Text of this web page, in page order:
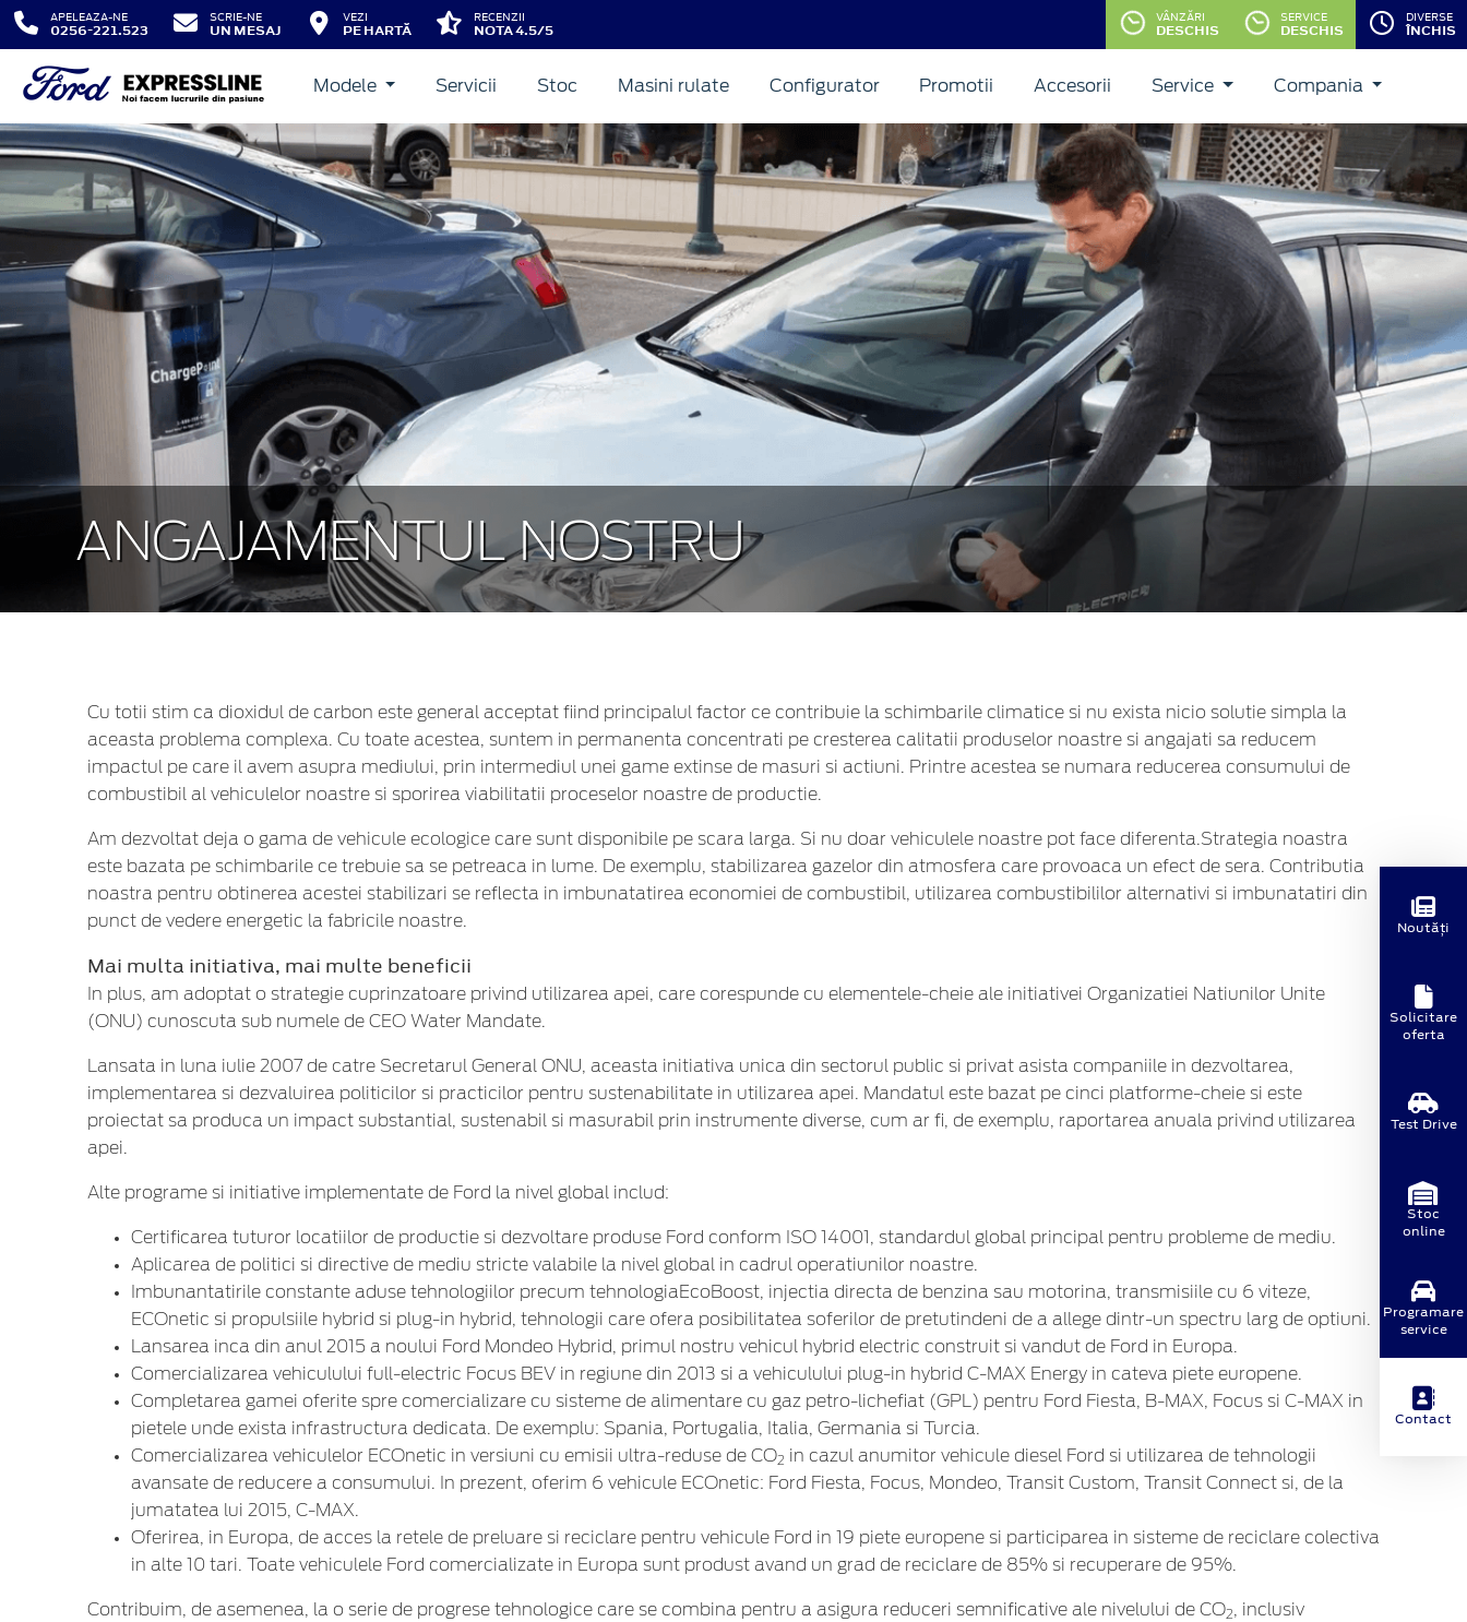
APELEAZA-NE
0256-221.523
SCRIE-NE
UN MESAJ
VEZI
PE HARTĂ
RECENZII
NOTA 4.5/5
VÂNZĂRI
DESCHIS
SERVICE
DESCHIS
DIVERSE
ÎNCHIS
Modele Servicii Stoc Masini rulate Configurator Promotii Accesorii Service Compania
ANGAJAMENTUL NOSTRU
Cu totii stim ca dioxidul de carbon este general acceptat fiind principalul factor ce contribuie la schimbarile climatice si nu exista nicio solutie simpla la
aceasta problema complexa. Cu toate acestea, suntem in permanenta concentrati pe cresterea calitatii produselor noastre si angajati sa reducem
impactul pe care il avem asupra mediului, prin intermediul unei game extinse de masuri si actiuni. Printre acestea se numara reducerea consumului de
combustibil al vehiculelor noastre si sporirea viabilitatii proceselor noastre de productie.
Am dezvoltat deja o gama de vehicule ecologice care sunt disponibile pe scara larga. Si nu doar vehiculele noastre pot face diferenta.Strategia noastra
este bazata pe schimbarile ce trebuie sa se petreaca in lume. De exemplu, stabilizarea gazelor din atmosfera care provoaca un efect de sera. Contributia
noastra pentru obtinerea acestei stabilizari se reflecta in imbunatatirea economiei de combustibil, utilizarea combustibililor alternativi si imbunatatiri din
punct de vedere energetic la fabricile noastre.
Mai multa initiativa, mai multe beneficii
In plus, am adoptat o strategie cuprinzatoare privind utilizarea apei, care corespunde cu elementele-cheie ale initiativei Organizatiei Natiunilor Unite
(ONU) cunoscuta sub numele de CEO Water Mandate.
Lansata in luna iulie 2007 de catre Secretarul General ONU, aceasta initiativa unica din sectorul public si privat asista companiile in dezvoltarea,
implementarea si dezvaluirea politicilor si practicilor pentru sustenabilitate in utilizarea apei. Mandatul este bazat pe cinci platforme-cheie si este
proiectat sa produca un impact substantial, sustenabil si masurabil prin instrumente diverse, cum ar fi, de exemplu, raportarea anuala privind utilizarea
apei.
Alte programe si initiative implementate de Ford la nivel global includ:
Certificarea tuturor locatiilor de productie si dezvoltare produse Ford conform ISO 14001, standardul global principal pentru probleme de mediu.
Aplicarea de politici si directive de mediu stricte valabile la nivel global in cadrul operatiunilor noastre.
Imbunantatirile constante aduse tehnologiilor precum tehnologiaEcoBoost, injectia directa de benzina sau motorina, transmisiile cu 6 viteze,
ECOnetic si propulsiile hybrid si plug-in hybrid, tehnologii care ofera posibilitatea soferilor de pretutindeni de a allege dintr-un spectru larg de optiuni.
Lansarea inca din anul 2015 a noului Ford Mondeo Hybrid, primul nostru vehicul hybrid electric construit si vandut de Ford in Europa.
Comercializarea vehiculului full-electric Focus BEV in regiune din 2013 si a vehiculului plug-in hybrid C-MAX Energy in cateva piete europene.
Completarea gamei oferite spre comercializare cu sisteme de alimentare cu gaz petro-lichefiat (GPL) pentru Ford Fiesta, B-MAX, Focus si C-MAX in
pietele unde exista infrastructura dedicata. De exemplu: Spania, Portugalia, Italia, Germania si Turcia.
Comercializarea vehiculelor ECOnetic in versiuni cu emisii ultra-reduse de CO2 in cazul anumitor vehicule diesel Ford si utilizarea de tehnologii
avansate de reducere a consumului. In prezent, oferim 6 vehicule ECOnetic: Ford Fiesta, Focus, Mondeo, Transit Custom, Transit Connect si, de la
jumatatea lui 2015, C-MAX.
Oferirea, in Europa, de acces la retele de preluare si reciclare pentru vehicule Ford in 19 piete europene si participarea in sisteme de reciclare colectiva
in alte 10 tari. Toate vehiculele Ford comercializate in Europa sunt produst avand un grad de reciclare de 85% si recuperare de 95%.
Contribuim, de asemenea, la o serie de progrese tehnologice care se combina pentru a asigura reduceri semnificative ale nivelului de CO2, inclusiv
Noutăți
Solicitare
oferta
Test Drive
Stoc
online
Programare
service
Contact